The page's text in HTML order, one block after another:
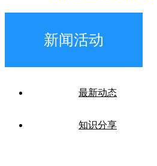
新闻活动
最新动态
知识分享